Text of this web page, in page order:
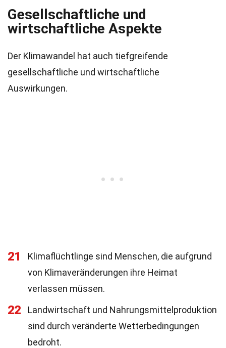
Gesellschaftliche und
wirtschaftliche Aspekte
Der Klimawandel hat auch tiefgreifende
gesellschaftliche und wirtschaftliche
Auswirkungen.
21
Klimaflüchtlinge sind Menschen, die aufgrund
von Klimaveränderungen ihre Heimat
verlassen müssen.
22
Landwirtschaft und Nahrungsmittelproduktion
sind durch veränderte Wetterbedingungen
bedroht.